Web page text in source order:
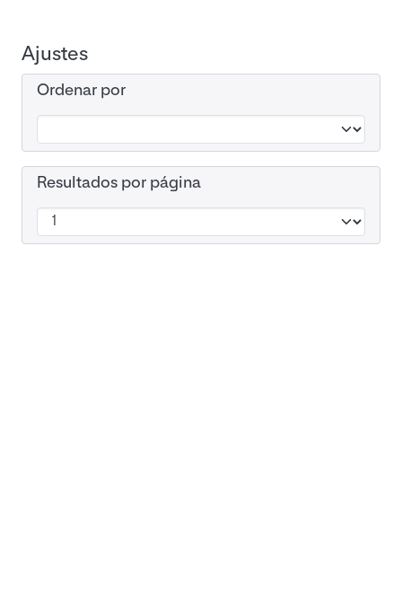
Ajustes
Ordenar por
Resultados por página